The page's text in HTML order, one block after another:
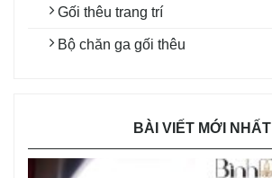
Gối thêu trang trí
Bộ chăn ga gối thêu
BÀI VIẾT MỚI NHẤT